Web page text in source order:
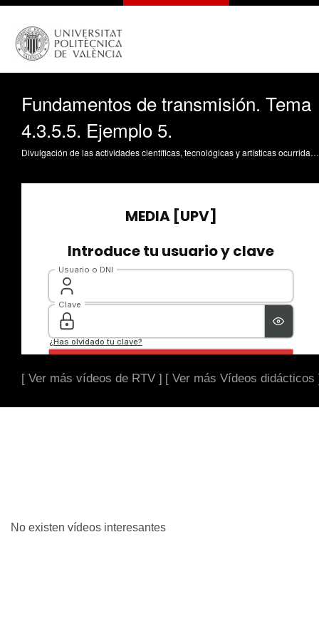
Fundamentos de transmisión. Tema
4.3.5.5. Ejemplo 5.
Divulgación de las actividades científicas, tecnológicas y artísticas ocurridas en los tres campus de la UPV
[ Ver más vídeos de RTV ] [ Ver más Vídeos didácticos
No existen vídeos interesantes